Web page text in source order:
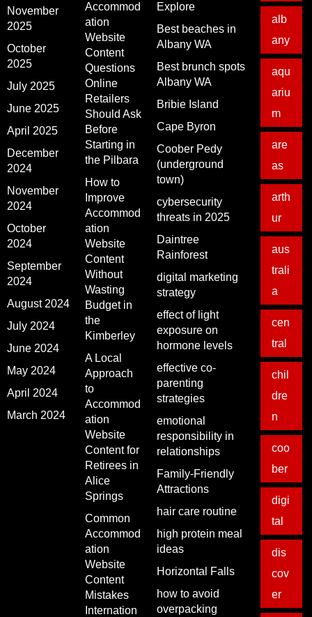
November
2025
October
2025
July 2025
June 2025
April 2025
December
2024
November
2024
October
2024
September
2024
August 2024
July 2024
June 2024
May 2024
April 2024
March 2024
Accommod
ation
Website
Content
Questions
Online
Retailers
Should Ask
Before
Starting in
the Pilbara
How to
Improve
Accommod
ation
Website
Content
Without
Wasting
Budget in
the
Kimberley
A Local
Approach
to
Accommod
ation
Website
Content for
Retirees in
Alice
Springs
Common
Accommod
ation
Website
Content
Mistakes
Internation
Explore
Best beaches in
Albany WA
Best brunch spots
Albany WA
Bribie Island
Cape Byron
Coober Pedy
(underground
town)
cybersecurity
threats in 2025
Daintree
Rainforest
digital marketing
strategy
effect of light
exposure on
hormone levels
effective co-
parenting
strategies
emotional
responsibility in
relationships
Family-Friendly
Attractions
hair care routine
high protein meal
ideas
Horizontal Falls
how to avoid
overpacking
alb
any
aqu
ariu
m
are
as
arth
ur
aus
trali
a
cen
tral
chil
dre
n
coo
ber
digi
tal
dis
cov
er